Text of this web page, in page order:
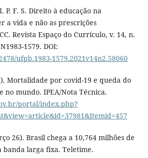
P. F. S. Direito à educação na
a vida e não as prescrições
Revista Espaço do Currículo, v. 14, n.
1579. DOI:
ufpb.1983-1579.2021v14n2.58060
Mortalidade por covid-19 e queda do
no mundo. IPEA/Nota Técnica.
portal/index.php?
26). Brasil chega a 10,764 milhões de
banda larga fixa. Teletime.